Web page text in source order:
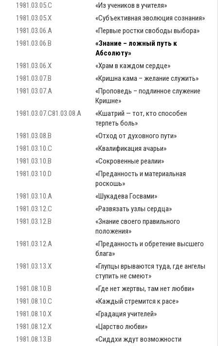
1981.03.05.C
«Из учеников в учителя»
1981.03.05.X
«Субъективная эволюция сознания»
1981.03.06.A
«Первые ростки свободы выбора»
1981.03.06.B
«Знание – ложный путь к
Абсолюту»
1981.03.06.X
«Храм в каждом сердце»
1981.03.07.B
«Кришна кама – желание служить»
1981.03.07.A
«Проповедь – подлинное служение
Кришне»
1981.03.07.C81.03.08.A
«Кшатрий — тот, кто способен
терпеть боль»
1981.03.08.B
«Отход от духовного пути»
1981.03.10.C
«Квалификация ачарьи»
1981.03.10.B
«Сокровенные реалии»
1981.03.10.D
«Преданность и материальная
роскошь»
1981.03.10.A
«Шукадева Госвами»
1981.03.12.C
«Развязать узлы сердца»
1981.03.12.B
«Знание своего правильного
положения»
1981.03.12.A
«Преданность и обретение высшего
блага»
1981.03.13.X
«Глупцы врываются туда, где ангелы
ступить не смеют»
1981.08.10.B
«Где нет жертвы, там нет любви»
1981.08.10.C
«Каждый стремится к расе»
1981.08.10.X
«Градация учителей»
1981.08.12.X
«Царство любви»
1981.08.13.B
«Сиддхи ждут возможности